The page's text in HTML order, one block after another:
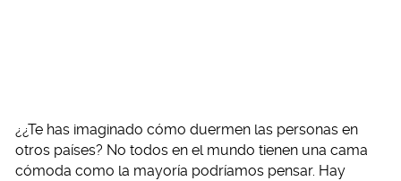
¿¿Te has imaginado cómo duermen las personas en
otros países? No todos en el mundo tienen una cama
cómoda como la mayoría podríamos pensar. Hay